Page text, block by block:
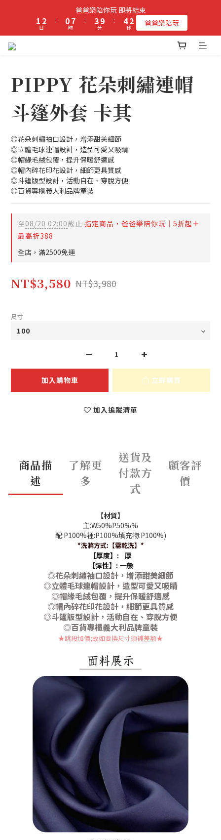
立即加入PIPPY會員即贈$100元購物金!
爸爸樂陪你玩 即將結束
1
0
2
1
日
:
07
6
2
時
:
4
3
2
9
8
4
3
1
0
分
:
5
4
3
2
1
0
秒 爸爸樂陪玩
PIPPY 花朵刺繡連帽
斗篷外套 卡其
◎花朵刺繡袖口設計，增添甜美細節
◎立體毛球連帽設計，造型可愛又吸睛
◎帽緣毛絨包覆，提升保暖舒適感
◎帽內碎花印花設計，細節更具質感
◎斗篷版型設計，活動自在、穿脫方便
◎百貨專櫃義大利品牌童裝
至08/20 02:00截止 指定商品，爸爸樂陪你玩｜5折起＋
最高折388
全店，滿2500免運
NT$3,580 NT$3,980
尺寸
加入購物車 立即購買
加入追蹤清單
商品描
述
了解更
多
送貨及
付款方
式
顧客評
價
【材質】
主:W50%P50%%
配:P100%裡:P100%填充物:P100%)
*洗滌方式:【需乾洗】*
【厚度】: 厚
【彈性】: 一般
◎花朵刺繡袖口設計，增添甜美細節
◎立體毛球連帽設計，造型可愛又吸睛
◎帽緣毛絨包覆，提升保暖舒適感
◎帽內碎花印花設計，細節更具質感
◎斗篷版型設計，活動自在、穿脫方便
◎百貨專櫃義大利品牌童裝
★跳段加價;故如要換尺寸須補差額★